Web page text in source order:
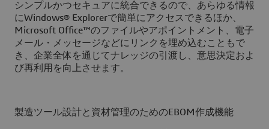
シンプルかつセキュアに統合できるので、あらゆる情報
にWindows® Explorerで簡単にアクセスできるほか、
Microsoft Office™のファイルやアポイントメント、電子
メール・メッセージなどにリンクを埋め込むこともで
き、企業全体を通じてナレッジの引渡し、意思決定およ
び再利用を向上させます。
製造ツール設計と資材管理のためのEBOM作成機能